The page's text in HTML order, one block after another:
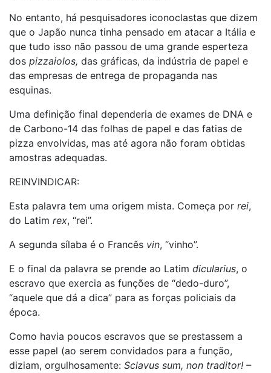
No entanto, há pesquisadores iconoclastas que dizem
que o Japão nunca tinha pensado em atacar a Itália e
que tudo isso não passou de uma grande esperteza
dos pizzaiolos, das gráficas, da indústria de papel e
das empresas de entrega de propaganda nas
esquinas.
Uma definição final dependeria de exames de DNA e
de Carbono-14 das folhas de papel e das fatias de
pizza envolvidas, mas até agora não foram obtidas
amostras adequadas.
REINVINDICAR:
Esta palavra tem uma origem mista. Começa por rei,
do Latim rex, “rei”.
A segunda sílaba é o Francês vin, “vinho”.
E o final da palavra se prende ao Latim dicularius, o
escravo que exercia as funções de “dedo-duro”,
“aquele que dá a dica” para as forças policiais da
época.
Como havia poucos escravos que se prestassem a
esse papel (ao serem convidados para a função,
diziam, orgulhosamente: Sclavus sum, non traditor! –